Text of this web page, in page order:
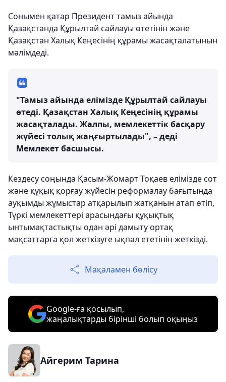
Сонымен қатар Президент тамыз айында
Қазақстанда Құрылтай сайлауы өтетінін және
Қазақстан Халық Кеңесінің құрамы жасақталатынын
мәлімдеді.
"Тамыз айында елімізде Құрылтай сайлауы
өтеді. Қазақстан Халық Кеңесінің құрамы
жасақталады. Жалпы, мемлекеттік басқару
жүйесі толық жаңғыртылады", – деді
Мемлекет басшысы.
Кездесу соңында Қасым-Жомарт Тоқаев елімізде сот
және құқық қорғау жүйесін реформалау бағытында
ауқымды жұмыстар атқарылып жатқанын атап өтіп,
Түркі мемлекеттері арасындағы құқықтық
ынтымақтастықты одан әрі дамыту ортақ
мақсаттарға қол жеткізуге ықпал ететінін жеткізді.
Мақаламен бөлісу
Google-ға қосылып,
жаңалықтарды бірінші болып оқыңыз
Айгерим Тарина